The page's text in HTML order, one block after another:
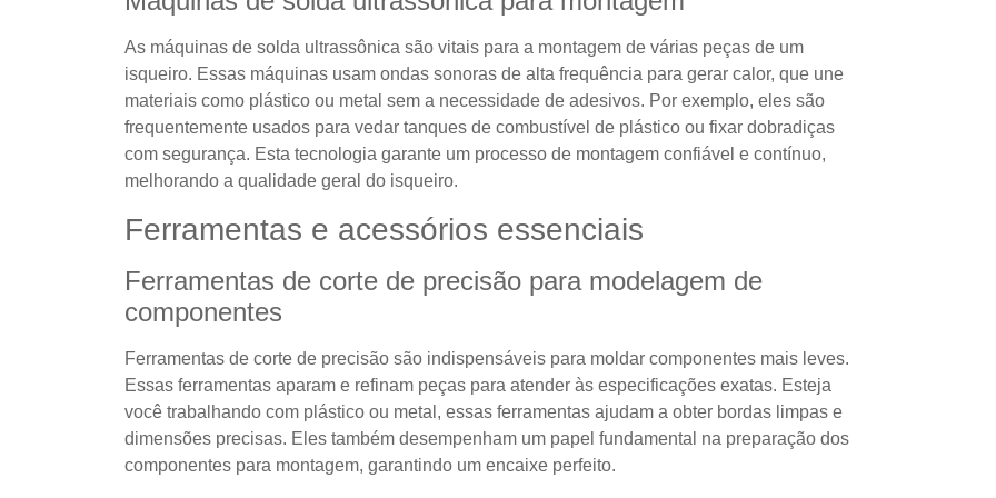
As máquinas de solda ultrassônica são vitais para a montagem de várias peças de um
isqueiro. Essas máquinas usam ondas sonoras de alta frequência para gerar calor, que une
materiais como plástico ou metal sem a necessidade de adesivos. Por exemplo, eles são
frequentemente usados ​​para vedar tanques de combustível de plástico ou fixar dobradiças
com segurança. Esta tecnologia garante um processo de montagem confiável e contínuo,
melhorando a qualidade geral do isqueiro.
Ferramentas e acessórios essenciais
Ferramentas de corte de precisão para modelagem de
componentes
Ferramentas de corte de precisão são indispensáveis ​​para moldar componentes mais leves.
Essas ferramentas aparam e refinam peças para atender às especificações exatas. Esteja
você trabalhando com plástico ou metal, essas ferramentas ajudam a obter bordas limpas e
dimensões precisas. Eles também desempenham um papel fundamental na preparação dos
componentes para montagem, garantindo um encaixe perfeito.